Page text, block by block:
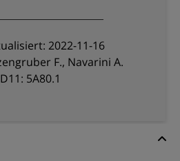
2022-11-16
F., Navarini A.
5A80.1